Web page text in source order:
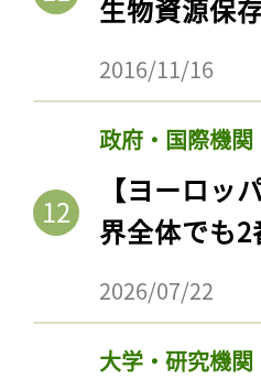
生物資源保
2016/11/16
政府・国際機関
【ヨーロッ
界全体でも
2026/07/22
大学・研究機関